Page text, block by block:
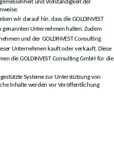
und Vollständigkeit der
wir darauf hin, dass die GOLDINVEST
Unternehmen halten. Zudem
und der GOLDINVEST Consulting
Unternehmen kauft oder verkauft. Diese
die GOLDINVEST Consulting GmbH für die
Systeme zur Unterstützung von
Inhalte werden vor Veröffentlichung